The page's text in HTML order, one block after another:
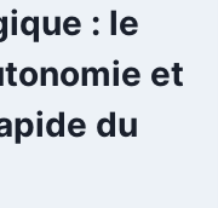
: le
et
du